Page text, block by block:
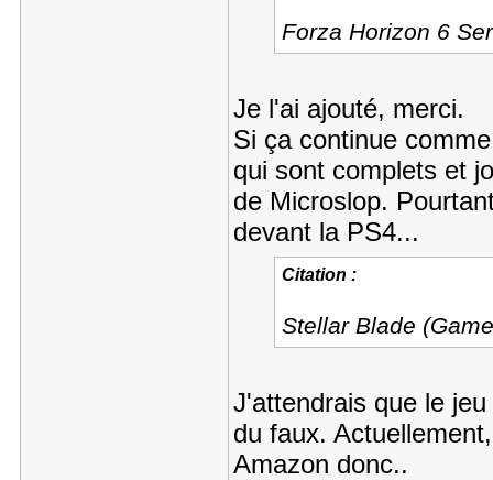
Forza Horizon 6
Je l'ai ajouté, merci.
Si ça continue
qui sont complets et
de Microslop.
devant la PS4...
Citation :
Stellar Blade
J'attendrais que le
du faux.
Amazon donc..